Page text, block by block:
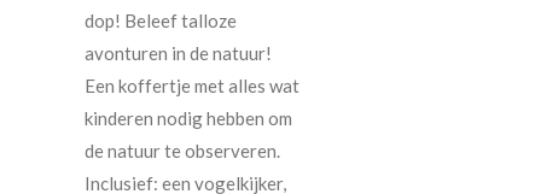
dop! Beleef talloze
avonturen in de natuur!
Een koffertje met alles wat
kinderen nodig hebben om
de natuur te observeren.
Inclusief: een vogelkijker,